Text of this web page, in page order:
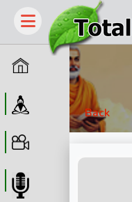
Home
Guru
Back